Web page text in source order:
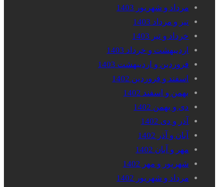
مرداد و شهریور 1403
تیر و مرداد 1403
خرداد و تیر 1403
اردیبهشت و خرداد 1403
فروردین و اردیبهشت 1403
اسفند و فروردین 1402
بهمن و اسفند 1402
دی و بهمن 1402
آذر و دی 1402
آبان و آذر 1402
مهر و آبان 1402
شهریور و مهر 1402
مرداد و شهریور 1402